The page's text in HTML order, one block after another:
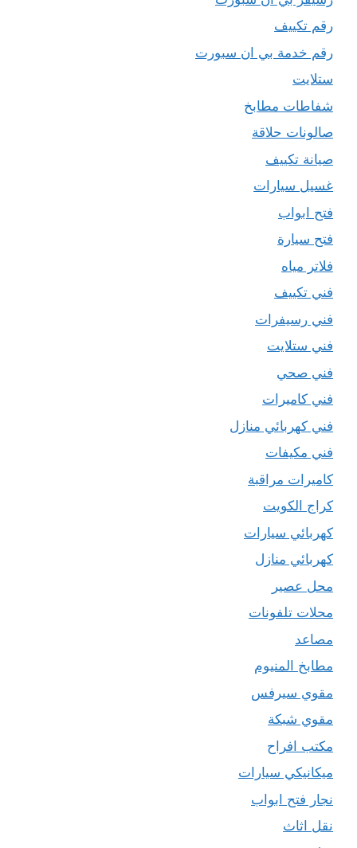
رقم تكييف
رقم خدمة بي ان سبورت
ستلايت
شفاطات مطابخ
صالونات حلاقة
صيانة تكييف
غسيل سيارات
فتح ابواب
فتح سيارة
فلاتر مياه
فني تكييف
فني رسيفرات
فني ستلايت
فني صحي
فني كاميرات
فني كهربائي منازل
فني مكيفات
كاميرات مراقبة
كراج الكويت
كهربائي سيارات
كهربائي منازل
محل عصير
محلات تلفونات
مصاعد
مطابخ المنيوم
مقوي سيرفس
مقوي شبكة
مكتب افراح
ميكانيكي سيارات
نجار فتح ابواب
نقل اثاث